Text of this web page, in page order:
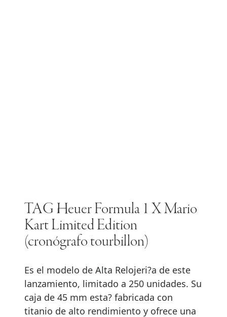
TAG Heuer Formula 1 X Mario
Kart Limited Edition
(cronógrafo tourbillon)
Es el modelo de Alta Relojeri?a de este
lanzamiento, limitado a 250 unidades. Su
caja de 45 mm esta? fabricada con
titanio de alto rendimiento y ofrece una